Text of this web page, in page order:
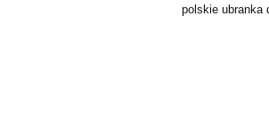
polskie ubranka